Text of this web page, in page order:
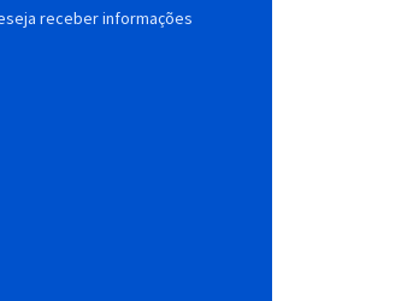
receber informações